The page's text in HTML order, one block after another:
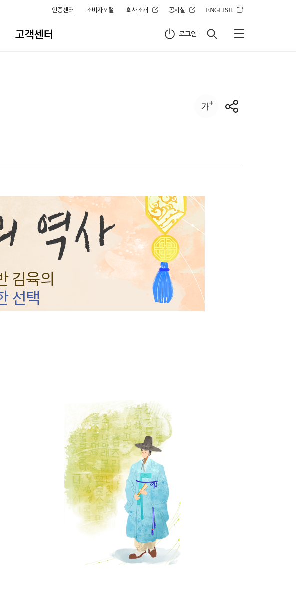
인증센터 소비자포털 회사소개 공시실 ENGLISH
고객센터 로그인